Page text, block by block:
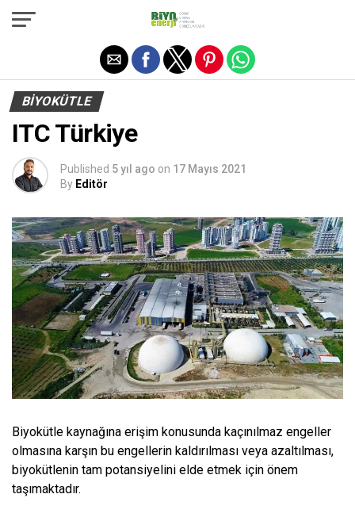
BIYOKÜTLE
ITC Türkiye
Published 5 yıl ago on 17 Mayıs 2021
By Editör
Biyokütle kaynağına erişim konusunda kaçınılmaz engeller
olmasına karşın bu engellerin kaldırılması veya azaltılması,
biyokütlenin tam potansiyelini elde etmek için önem
taşımaktadır.
Exit mobile version